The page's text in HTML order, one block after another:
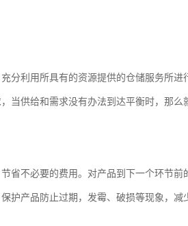
分利用所具有的资源提供的仓储服务所
当供给和需求没有办法到达平衡时，那
省不必要的费用。对产品到下一个环节
护产品防止过期，发霉、破损等现象，减